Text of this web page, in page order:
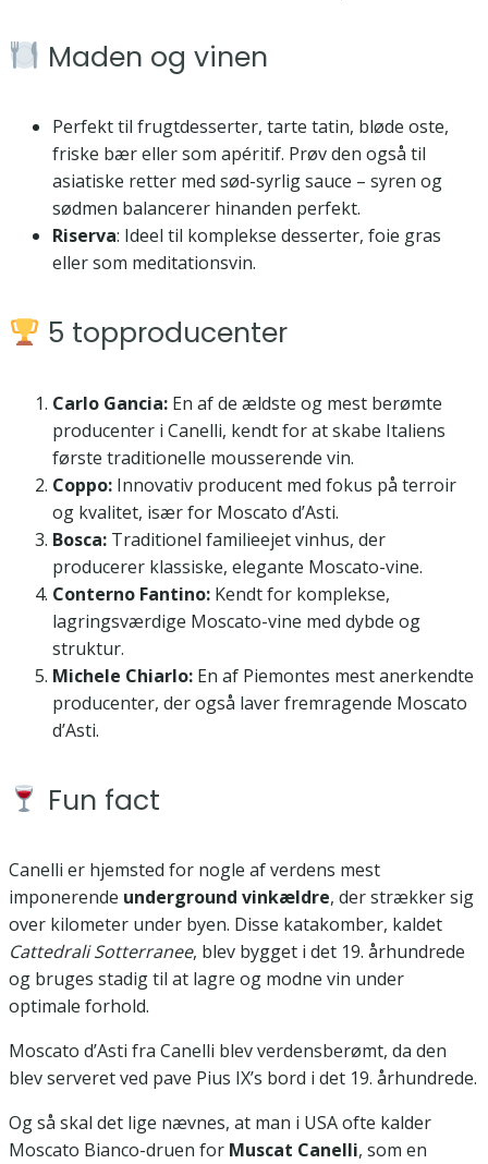
Maden og vinen
Perfekt til frugtdesserter, tarte tatin, bløde oste,
friske bær eller som apéritif. Prøv den også til
asiatiske retter med sød-syrlig sauce – syren og
sødmen balancerer hinanden perfekt.
Riserva: Ideel til komplekse desserter, foie gras
eller som meditationsvin.
5 topproducenter
Carlo Gancia: En af de ældste og mest berømte
producenter i Canelli, kendt for at skabe Italiens
første traditionelle mousserende vin.
Coppo: Innovativ producent med fokus på terroir
og kvalitet, især for Moscato d’Asti.
Bosca: Traditionel familieejet vinhus, der
producerer klassiske, elegante Moscato-vine.
Conterno Fantino: Kendt for komplekse,
lagringsværdige Moscato-vine med dybde og
struktur.
Michele Chiarlo: En af Piemontes mest anerkendte
producenter, der også laver fremragende Moscato
d’Asti.
Fun fact
Canelli er hjemsted for nogle af verdens mest
imponerende underground vinkældre, der strækker sig
over kilometer under byen. Disse katakomber, kaldet
Cattedrali Sotterranee, blev bygget i det 19. århundrede
og bruges stadig til at lagre og modne vin under
optimale forhold.
Moscato d’Asti fra Canelli blev verdensberømt, da den
blev serveret ved pave Pius IX’s bord i det 19. århundrede.
Og så skal det lige nævnes, at man i USA ofte kalder
Moscato Bianco-druen for Muscat Canelli, som en